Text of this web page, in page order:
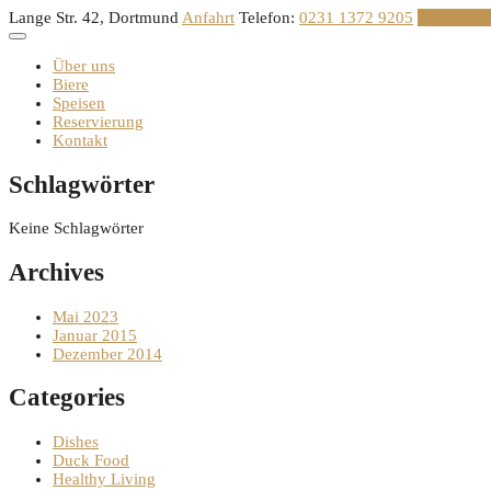
Skip
to
content
Lange Str. 42, Dortmund Anfahrt Telefon: 0231 1372 9205
Über uns
Biere
Speisen
Reservierung
Kontakt
Schlagwörter
Keine Schlagwörter
Archives
Mai 2023
Januar 2015
Dezember 2014
Categories
Dishes
Duck Food
Healthy Living